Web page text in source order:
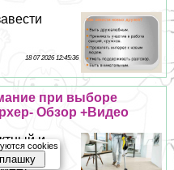
18 07 2026 12:45:36
при выборе
Обзор +Видео
и
cookies